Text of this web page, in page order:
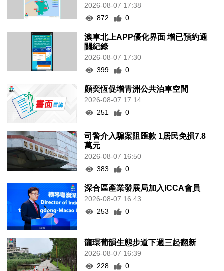
2026-08-07 17:38
872
0
澳車北上APP優化界面 增已預約通
關紀錄
2026-08-07 17:30
399
0
顏奕恆促增青洲公共泊車空間
2026-08-07 17:14
251
0
司警介入騙案阻匯款 1居民免損7.8
萬元
2026-08-07 16:50
383
0
深合區產業發展局加入ICCA會員
2026-08-07 16:43
253
0
龍環葡韻生態步道下週三起翻新
2026-08-07 16:39
228
0